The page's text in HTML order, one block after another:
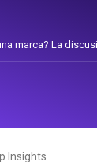
La discusión
Insights